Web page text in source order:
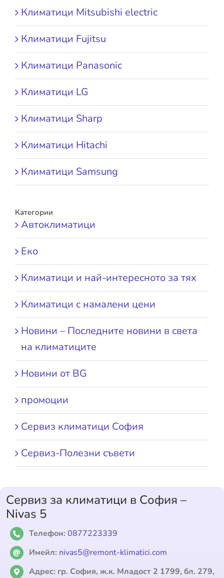
Климатици Mitsubishi electric
Климатици Fujitsu
Климатици Panasonic
Климатици LG
Климатици Sharp
Климатици Hitachi
Климатици Samsung
Категории
Автоклиматици
Еко
Климатици и най-интересното за тях
Климатици с намалени цени
Новини – Последните новини в света
на климатиците
Новини от BG
промоции
Сервиз климатици София
Сервиз-Полезни съвети
Сервиз за климатици в София –
Nivas 5
Телефон: 0877223339
Имейл: nivas5@remont-klimatici.com
Адрес: гр. София, ж.к. Младост 2 1799, бл. 279,